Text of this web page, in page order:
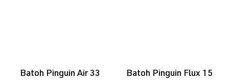
Batoh Pinguin Air 33 Batoh Pinguin Flux 15